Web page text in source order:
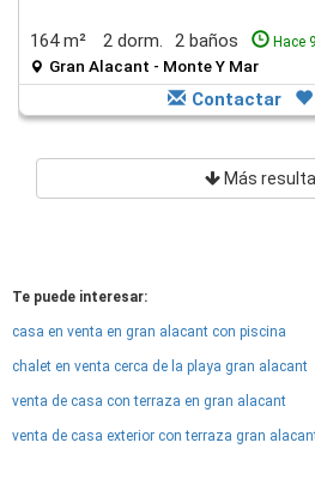
164 m² 2 dorm. 2 baños Hace
Gran Alacant - Monte Y Mar
Contactar
Más
Te puede interesar:
casa en venta en gran alacant con piscina
chalet en venta cerca de la playa gran alacant
venta de casa con terraza en gran alacant
venta de casa exterior con terraza gran